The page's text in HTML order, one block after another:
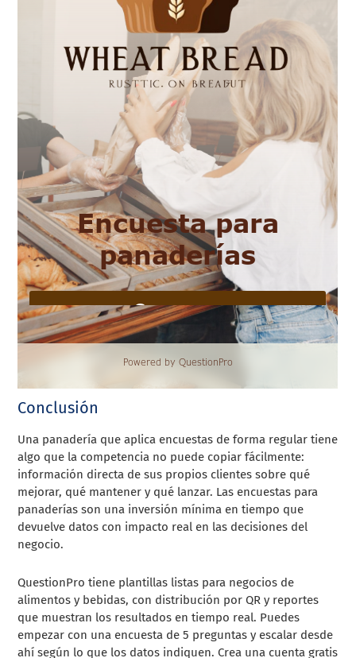
Conclusión
Una panadería que aplica encuestas de forma regular tiene
algo que la competencia no puede copiar fácilmente:
información directa de sus propios clientes sobre qué
mejorar, qué mantener y qué lanzar. Las encuestas para
panaderías son una inversión mínima en tiempo que
devuelve datos con impacto real en las decisiones del
negocio.
QuestionPro tiene plantillas listas para negocios de
alimentos y bebidas, con distribución por QR y reportes
que muestran los resultados en tiempo real. Puedes
empezar con una encuesta de 5 preguntas y escalar desde
ahí según lo que los datos indiquen. Crea una cuenta gratis